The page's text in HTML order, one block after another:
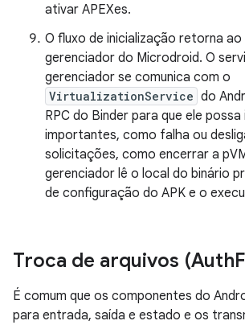
ativar APEXes.
O fluxo de inicialização retorna
gerenciador do Microdroid. O
gerenciador se comunica com o
VirtualizationService do
RPC do Binder para que ele
importantes, como falha ou
solicitações, como encerrar a
gerenciador lê o local do binário
de configuração do APK e o
Troca de arquivos (Auth
É comum que os componentes do
para entrada, saída e estado e os